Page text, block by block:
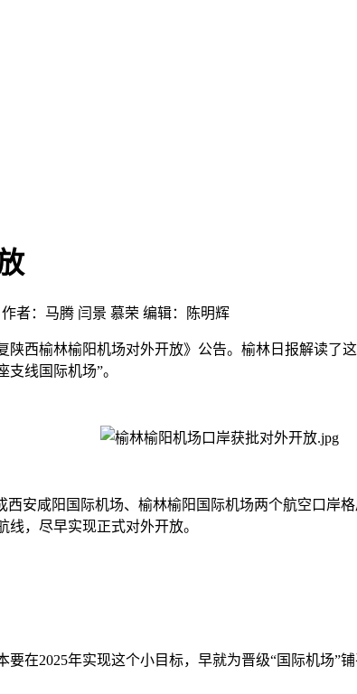
作者：马腾 闫景 慕荣 编辑：陈明辉
西榆林榆阳机场对外开放》公告。榆林日报解读了
线国际机场”。
咸阳国际机场、榆林榆阳国际机场两个航空口岸
，尽早实现正式对外开放。
2025年实现这个小目标，早就为晋级“国际机场”铺